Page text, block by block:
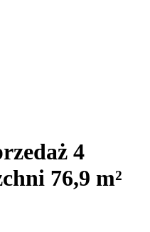
4
76,9 m²